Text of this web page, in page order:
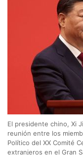
El presidente chino, Xi
reunión entre los
Político del XX Comité
extranjeros en el Gran